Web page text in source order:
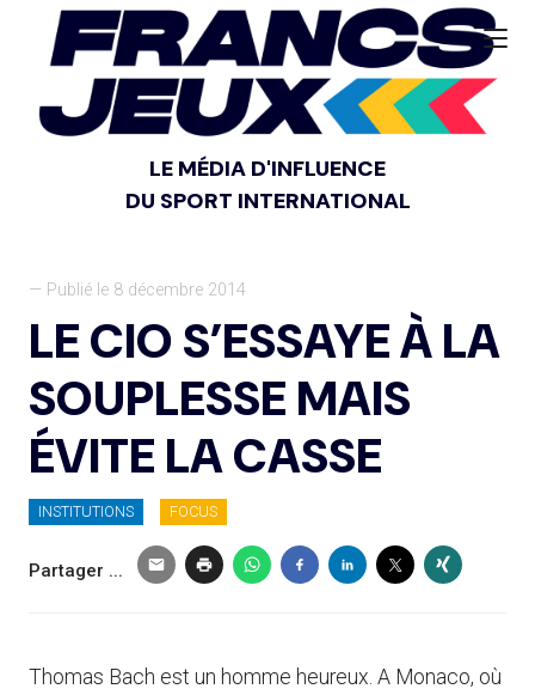
LE MÉDIA D'INFLUENCE
DU SPORT INTERNATIONAL
— Publié le 8 décembre 2014
LE CIO S’ESSAYE À LA
SOUPLESSE MAIS
ÉVITE LA CASSE
INSTITUTIONS FOCUS
Partager ...
Thomas Bach est un homme heureux. A Monaco, où